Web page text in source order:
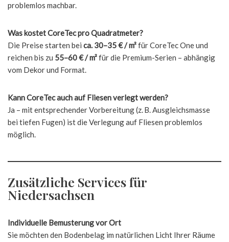
problemlos machbar.
Was kostet CoreTec pro Quadratmeter?
Die Preise starten bei ca. 30–35 € / m²für CoreTec One und
reichen bis zu 55–60 € / m²für die Premium-Serien – abhängig
vom Dekor und Format.
Kann CoreTec auch auf Fliesen verlegt werden?
Ja – mit entsprechender Vorbereitung (z. B. Ausgleichsmasse
bei tiefen Fugen) ist die Verlegung auf Fliesen problemlos
möglich.
Zusätzliche Services für
Niedersachsen
Individuelle Bemusterung vor Ort
Sie möchten den Bodenbelag im natürlichen Licht Ihrer Räume